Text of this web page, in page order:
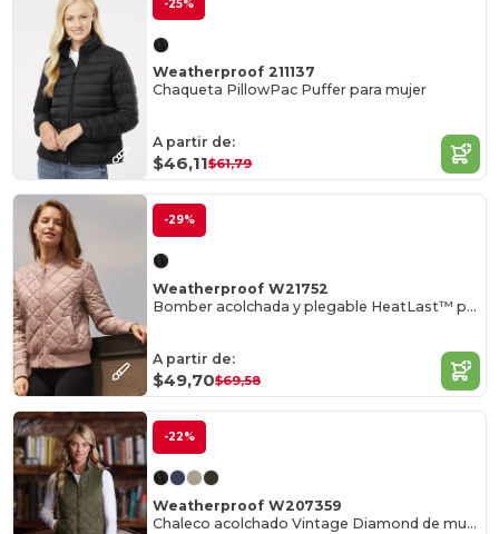
-25%
Weatherproof 211137
Chaqueta PillowPac Puffer para mujer
A partir de:
$46,11$61,79
-29%
Weatherproof W21752
Bomber acolchada y plegable HeatLast™ para mujer
A partir de:
$49,70$69,58
-22%
Weatherproof W207359
Chaleco acolchado Vintage Diamond de mujer